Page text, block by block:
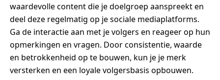
waardevolle content die je doelgroep aanspreekt en
deel deze regelmatig op je sociale mediaplatforms.
Ga de interactie aan met je volgers en reageer op hun
opmerkingen en vragen. Door consistentie, waarde
en betrokkenheid op te bouwen, kun je je merk
versterken en een loyale volgersbasis opbouwen.